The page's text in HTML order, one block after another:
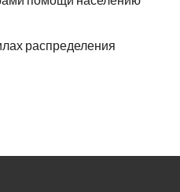
распределения